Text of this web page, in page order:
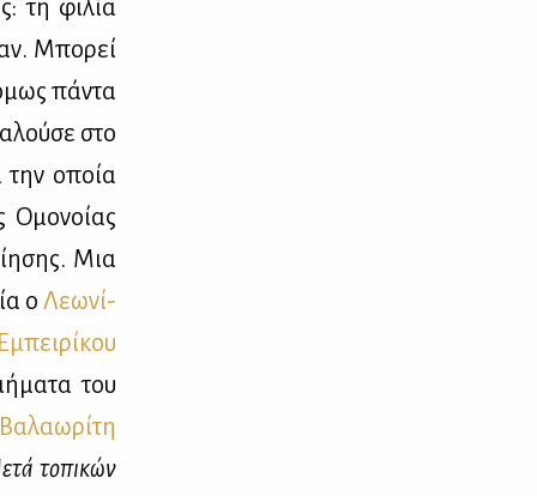
τη φι­λία
Μπο­ρεί
πά­ντα
στο
οποία
Ομο­νοί­ας
Μια
ο Λε­ω­νί­
του
το­πι­κών